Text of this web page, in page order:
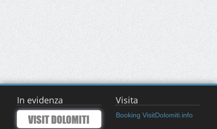
In evidenza Visita
Booking VisitDolomiti.info